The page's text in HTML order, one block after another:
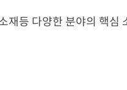
재등 다양한 분야의 핵심